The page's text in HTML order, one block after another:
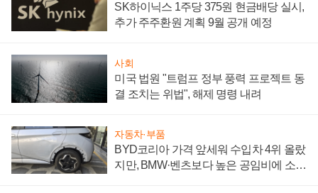
SK하이닉스 1주당 375원 현금배당 실시,
추가 주주환원 계획 9월 공개 예정
사회
미국 법원 "트럼프 정부 풍력 프로젝트 동
결 조치는 위법", 해제 명령 내려
자동차·부품
BYD코리아 가격 앞세워 수입차 4위 올랐
지만, BMW·벤츠보다 높은 공임비에 소비